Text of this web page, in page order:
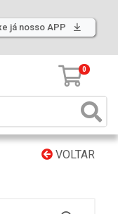
já nosso APP
0
VOLTAR